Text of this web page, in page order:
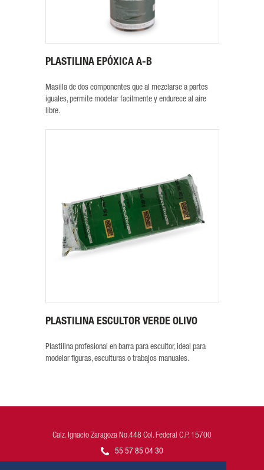
PLASTILINA EPÓXICA A-B
Masilla de dos componentes que al mezclarse a partes
iguales, permite modelar facilmente y endurece al aire
libre.
PLASTILINA ESCULTOR VERDE OLIVO
Plastilina profesional en barra para escultor, ideal para
modelar figuras, esculturas o trabajos manuales.
Calz. Ignacio Zaragoza No.448 Col. Federal C.P. 15700
55 57 85 04 30